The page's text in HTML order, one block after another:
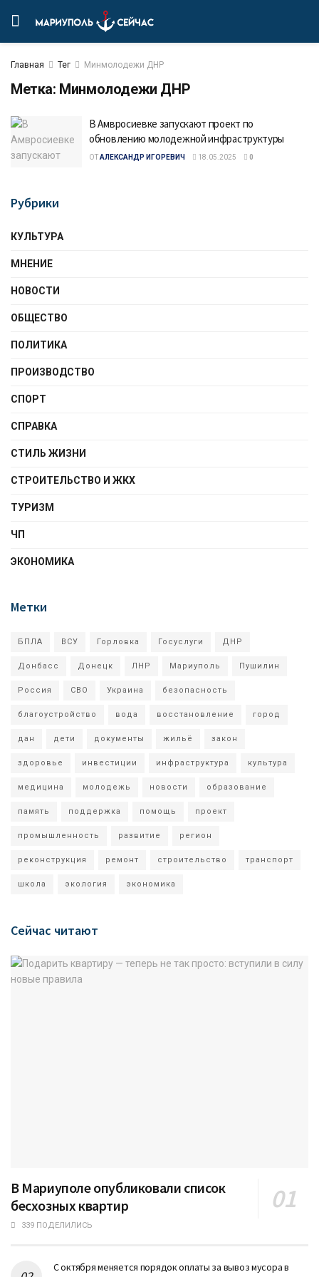
Главная Тег Минмолодежи ДНР
Метка: Минмолодежи ДНР
В Амвросиевке запускают проект по
обновлению молодежной инфраструктуры
ОТАЛЕКСАНДР ИГОРЕВИЧ 18.05.2025 0
Рубрики
КУЛЬТУРА
МНЕНИЕ
НОВОСТИ
ОБЩЕСТВО
ПОЛИТИКА
ПРОИЗВОДСТВО
СПОРТ
СПРАВКА
СТИЛЬ ЖИЗНИ
СТРОИТЕЛЬСТВО И ЖКХ
ТУРИЗМ
ЧП
ЭКОНОМИКА
Метки
БПЛА ВСУ Горловка Госуслуги ДНР
Донбасс Донецк ЛНР Мариуполь Пушилин
Россия СВО Украина безопасность
благоустройство вода восстановление город
дан дети документы жильё закон
здоровье инвестиции инфраструктура культура
медицина молодежь новости образование
память поддержка помощь проект
промышленность развитие регион
реконструкция ремонт строительство транспорт
школа экология экономика
Сейчас читают
В Мариуполе опубликовали список
бесхозных квартир
339 ПОДЕЛИЛИСЬ
С октября меняется порядок оплаты за вывоз мусора в